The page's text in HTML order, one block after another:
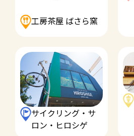
工房茶屋 ばさら窯
サイクリング・サ
ロン・ヒロシゲ